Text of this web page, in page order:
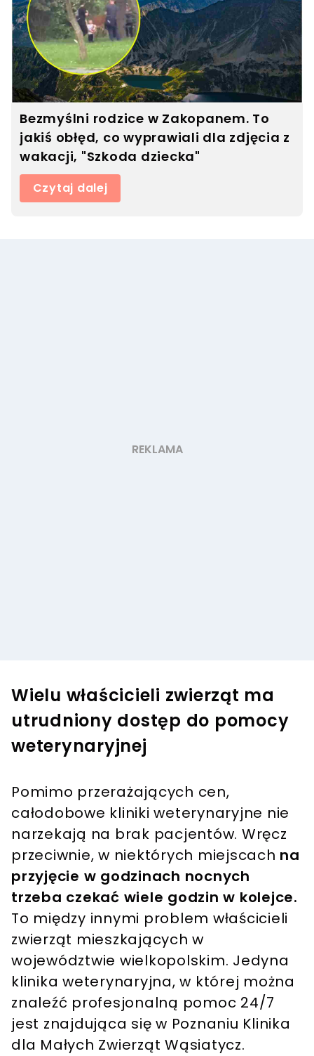
Bezmyślni rodzice w Zakopanem. To
jakiś obłęd, co wyprawiali dla zdjęcia z
wakacji, "Szkoda dziecka"
Czytaj dalej
Wielu właścicieli zwierząt ma
utrudniony dostęp do pomocy
weterynaryjnej
Pomimo przerażających cen,
całodobowe kliniki weterynaryjne nie
narzekają na brak pacjentów. Wręcz
przeciwnie, w niektórych miejscach na
przyjęcie w godzinach nocnych
trzeba czekać wiele godzin w kolejce.
To między innymi problem właścicieli
zwierząt mieszkających w
województwie wielkopolskim. Jedyna
klinika weterynaryjna, w której można
znaleźć profesjonalną pomoc 24/7
jest znajdująca się w Poznaniu Klinika
dla Małych Zwierząt Wąsiatycz.